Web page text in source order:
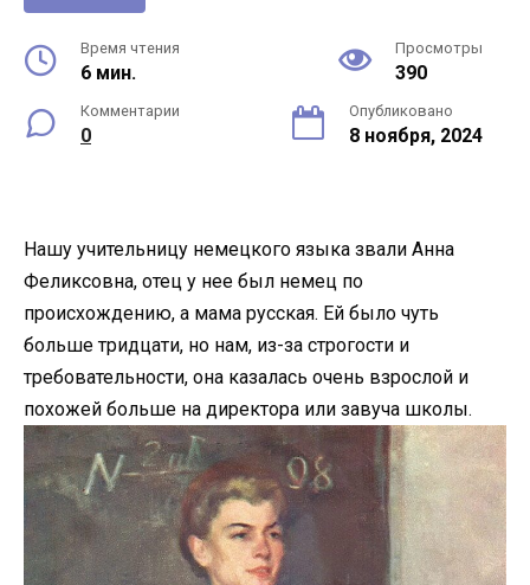
Время чтения
6 мин.
Просмотры
390
Комментарии
0
Опубликовано
8 ноября, 2024
Нашу учительницу немецкого языка звали Анна
Феликсовна, отец у нее был немец по
происхождению, а мама русская. Ей было чуть
больше тридцати, но нам, из-за строгости и
требовательности, она казалась очень взрослой и
похожей больше на директора или завуча школы.